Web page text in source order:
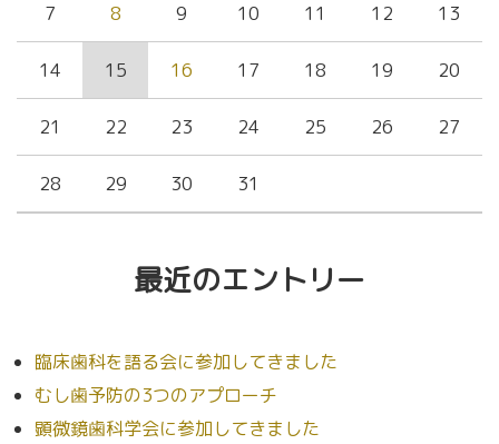
7 8 9 10 11 12 13
14 15 16 17 18 19 20
21 22 23 24 25 26 27
28 29 30 31
最近のエントリー
臨床歯科を語る会に参加してきました
むし歯予防の3つのアプローチ
顕微鏡歯科学会に参加してきました